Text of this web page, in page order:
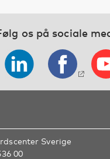
os på sociale
Sverige
00